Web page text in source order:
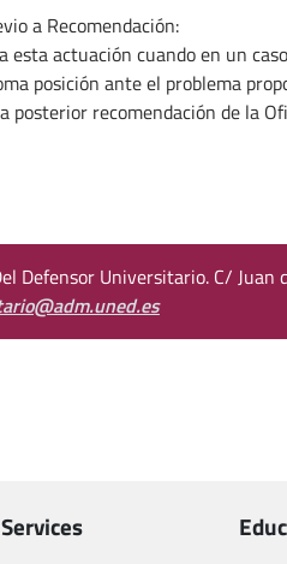
a Recomendación:
esta actuación cuando en un
posición ante el problema
posterior recomendación de la
Defensor Universitario. C/ Juan